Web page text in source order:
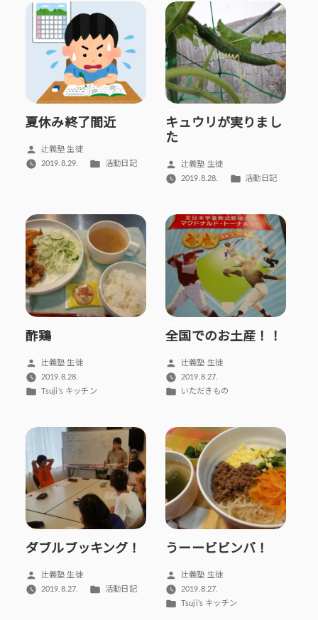
リ
ー:
リ
ー:
夏休み終了間近
投
稿
辻義塾 生徒
2019.8.29.
カ
ー:
活動日記
キュウリが実りまし
た
投
稿
辻義塾 生徒
2019.8.28.
カ
リ
ー:
活動日記
酢鶏
投
稿
者:
辻義塾 生徒
2019.8.28.
カ
Tsuji’s キッチン
全国でのお土産！！
投
稿
者:
辻義塾 生徒
2019.8.27.
カ
ー:
いただきもの
ダブルブッキング！
投
稿
辻義塾 生徒
2019.8.27.
カ
活動日記
うーービビンバ！
投
稿
者:
辻義塾 生徒
2019.8.27.
カTsuji’s キッチン